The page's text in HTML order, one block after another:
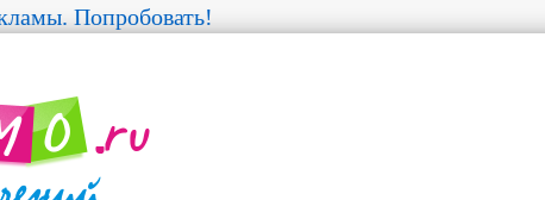
Попробовать!